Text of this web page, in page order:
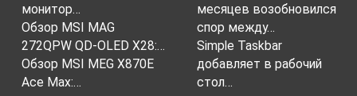
монитор…
Обзор MSI MAG
272QPW QD-OLED X28:…
Обзор MSI MEG X870E
Ace Max:…
месяцев возобновился
спор между…
Simple Taskbar
добавляет в рабочий
стол…